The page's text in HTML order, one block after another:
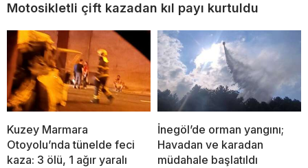
Motosikletli çift kazadan kıl payı kurtuldu
Kuzey Marmara
Otoyolu’nda tünelde feci
kaza: 3 ölü, 1 ağır yaralı
İnegöl’de orman yangını;
Havadan ve karadan
müdahale başlatıldı